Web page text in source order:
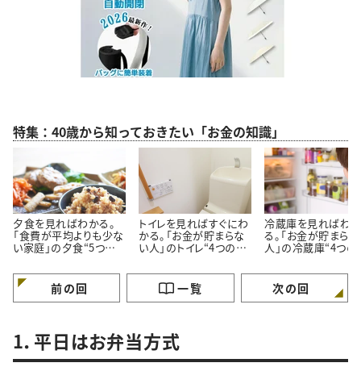
特集：40歳から知っておきたい「お金の知識」
夕食を見ればわかる。
「食費が平均よりも少な
い家庭」の夕食“5つの
トイレを見ればすぐにわ
かる。「お金が貯まらな
い人」のトイレ“4つの特
冷蔵庫を見ればわか
る。「お金が貯まら
人」の冷蔵庫“4つの
前の回 一覧 次の回
1．平日はお弁当方式